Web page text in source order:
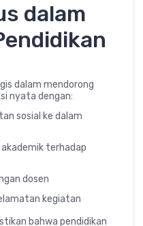
dalam
dalam mendorong
nyata dengan:
sosial ke dalam
terhadap
dosen
kegiatan
bahwa pendidikan